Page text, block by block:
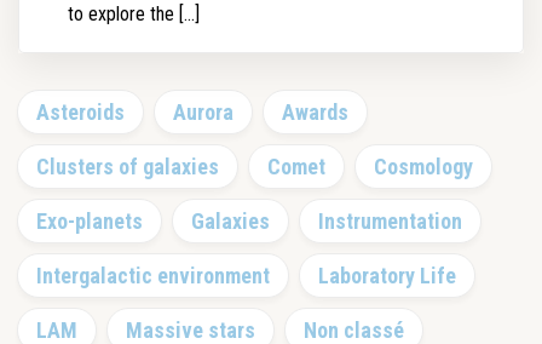
to explore the [...]
Primary
Asteroids Aurora Awards
Clusters of galaxies Comet Cosmology
Exo-planets Galaxies Instrumentation
Intergalactic environment Laboratory Life
LAM Massive stars Non classé